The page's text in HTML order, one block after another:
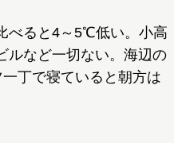
べると4～5℃低い。小高
ルなど一切ない。海辺の
丁で寝ていると朝方は